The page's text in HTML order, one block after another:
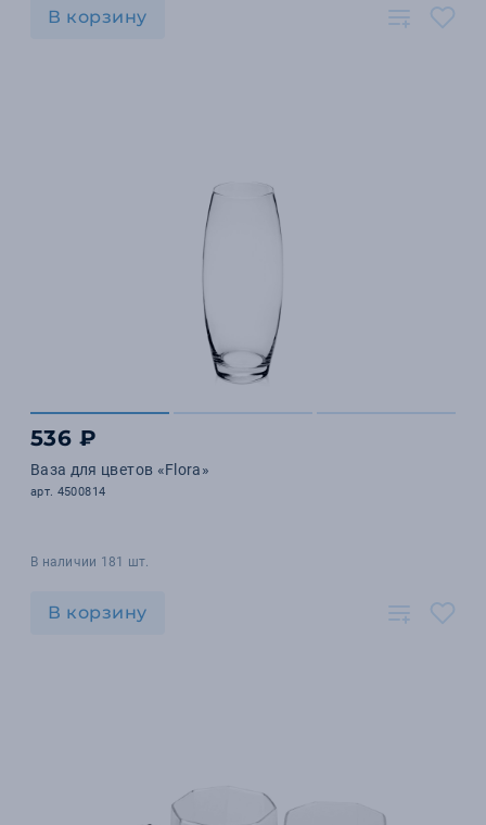
В корзину
536 ₽
Ваза для цветов «Flora»
арт. 4500814
В наличии 181 шт.
В корзину